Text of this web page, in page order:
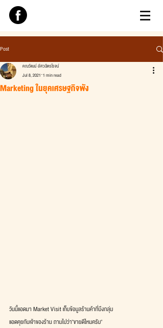
Post
Marketing ในยุคเศรษฐกิจพัง
คณวัฒน์ อัศวฉัตรโรจน์
Jul 8, 2021 1 min read
วันนี้แอดมา Market Visit เก็บข้อมูลร้านค้าที่บึงกลุ่ม
แอดคุยกับเจ้าของร้าน ถามไปว่า"ขายดีไหมครับ"